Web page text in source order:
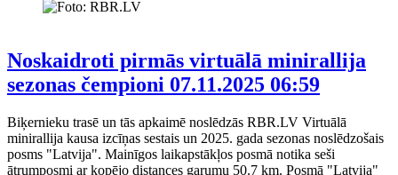
Noskaidroti pirmās virtuālā minirallija
sezonas čempioni 07.11.2025 06:59
Biķernieku trasē un tās apkaimē noslēdzās RBR.LV Virtuālā
minirallija kausa izcīņas sestais un 2025. gada sezonas noslēdzošais
posms "Latvija". Mainīgos laikapstākļos posmā notika seši
ātrumposmi ar kopējo distances garumu 50.7 km. Posmā "Latvija"